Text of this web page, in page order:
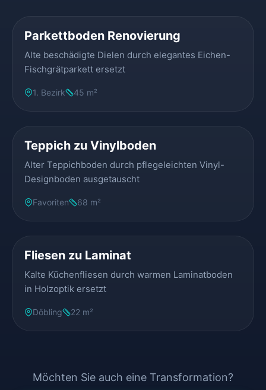
Parkettboden Renovierung
Alte beschädigte Dielen durch elegantes Eichen-
Fischgrätparkett ersetzt
1. Bezirk 45 m²
Teppich zu Vinylboden
Alter Teppichboden durch pflegeleichten Vinyl-
Designboden ausgetauscht
Favoriten 68 m²
Fliesen zu Laminat
Kalte Küchenfliesen durch warmen Laminatboden
in Holzoptik ersetzt
Döbling 22 m²
Möchten Sie auch eine Transformation?